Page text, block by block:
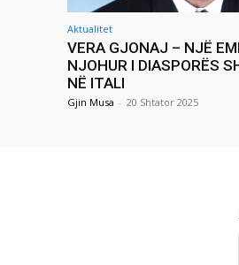
Aktualitet
VERA GJONAJ – NJË
NJOHUR I DIASPORËS
NË ITALI
Gjin Musa - 20 Shtator 2025